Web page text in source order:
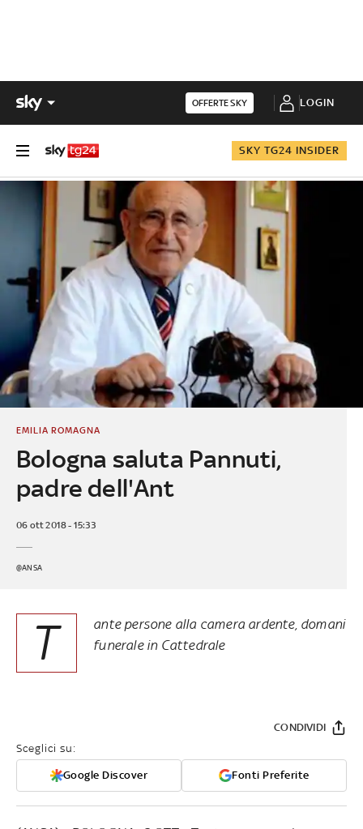
OFFERTE SKY LOGIN
SKY TG24 INSIDER
Bologna saluta Pannuti,
padre dell'Ant
EMILIA ROMAGNA
06 ott 2018 - 15:33
@ANSA
T
ante persone alla camera ardente, domani
funerale in Cattedrale
Sceglici su:
Google Discover Fonti Preferite
CONDIVIDI